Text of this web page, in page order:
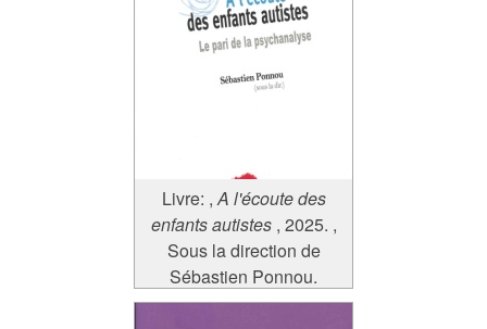
Livre: ,A l'écoute des
enfants autistes , 2025. ,
Sous la direction de
Sébastien Ponnou.